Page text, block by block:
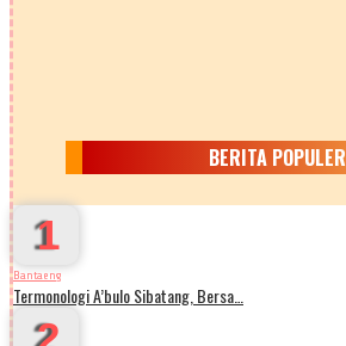
BERITA POPULER
1
Bantaeng
Termonologi A’bulo Sibatang, Bersa…